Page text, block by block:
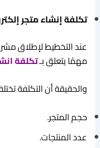
تكلفة إنشاء متجر
عند التخطيط لإطلاق
مهمًا يتعلق بـتكلفة
والحقيقة أن التكلفة
حجم المتجر.
عدد المنتجات.